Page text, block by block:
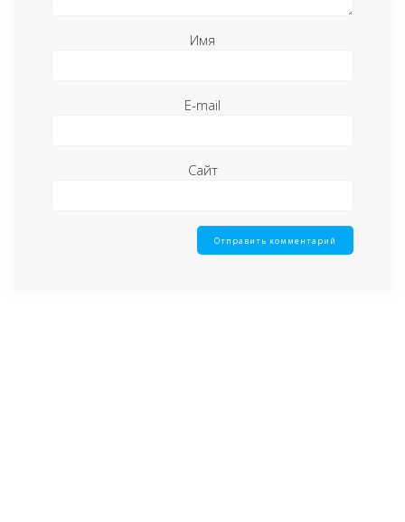
Имя
E-mail
Сайт